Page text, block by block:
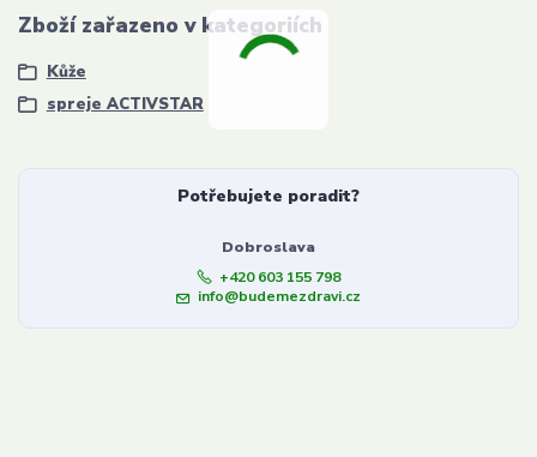
Zboží zařazeno v kategoriích
Kůže
spreje ACTIVSTAR
Potřebujete poradit?
Dobroslava
+420 603 155 798
info@budemezdravi.cz